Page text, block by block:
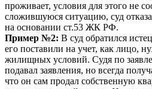
проживает, условия для этого не
сложившуюся ситуацию, суд
на основании ст.53 ЖК РФ.
Пример №2: В суд обратился
его поставили на учет, как лицо,
жилищных условий. Судя по
подавал заявления, но всегда
что он сам продал собственную